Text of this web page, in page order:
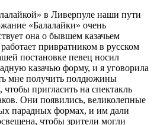
в Ливерпуле наши пути
«Балалайки» очень
она о бывшем казачьем
привратником в русском
постановке певец носил
казачью форму, и я уговорила
мне получить полдюжины
пригласить на спектакль
Они появились, великолепные
парадных формах, и им дали
чтобы зрители могли